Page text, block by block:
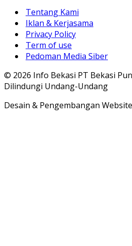
Tentang Kami
Iklan & Kerjasama
Privacy Policy
Term of use
Pedoman Media Siber
© 2026 Info Bekasi PT Bekasi
Dilindungi Undang-Undang
Desain & Pengembangan